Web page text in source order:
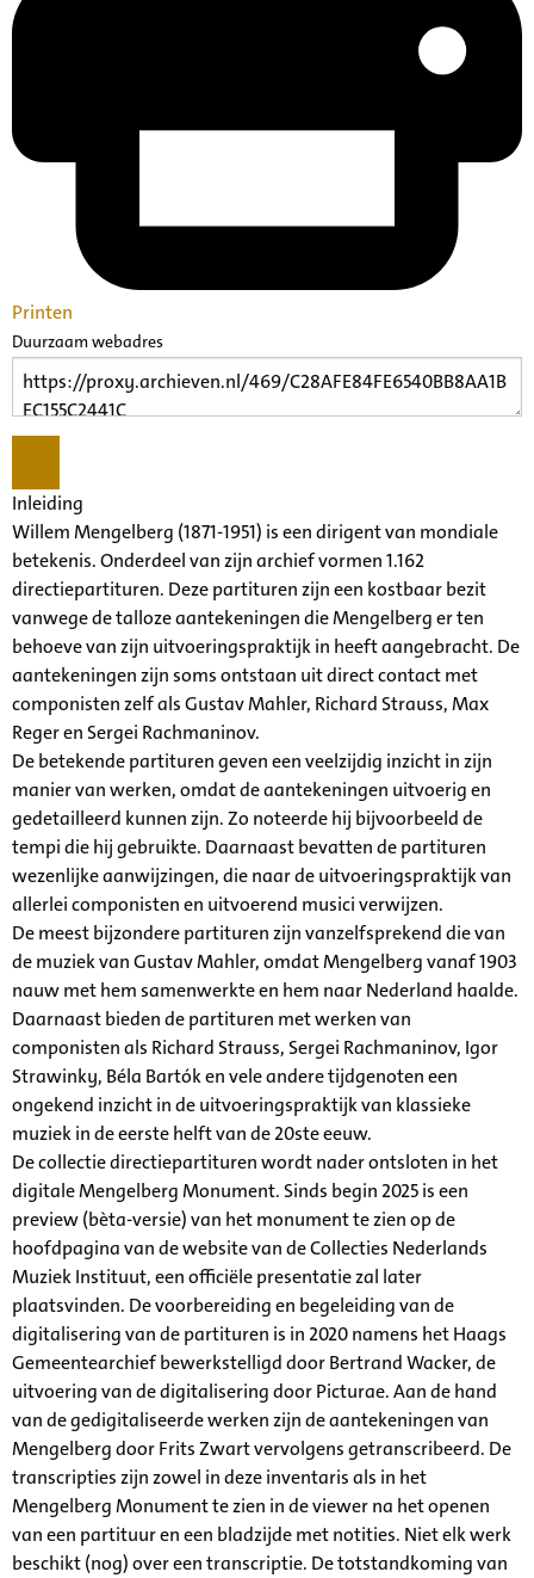
Printen
Duurzaam webadres
Inleiding
Willem Mengelberg (1871-1951) is een dirigent van mondiale
betekenis. Onderdeel van zijn archief vormen 1.162
directiepartituren. Deze partituren zijn een kostbaar bezit
vanwege de talloze aantekeningen die Mengelberg er ten
behoeve van zijn uitvoeringspraktijk in heeft aangebracht. De
aantekeningen zijn soms ontstaan uit direct contact met
componisten zelf als Gustav Mahler, Richard Strauss, Max
Reger en Sergei Rachmaninov.
De betekende partituren geven een veelzijdig inzicht in zijn
manier van werken, omdat de aantekeningen uitvoerig en
gedetailleerd kunnen zijn. Zo noteerde hij bijvoorbeeld de
tempi die hij gebruikte. Daarnaast bevatten de partituren
wezenlijke aanwijzingen, die naar de uitvoeringspraktijk van
allerlei componisten en uitvoerend musici verwijzen.
De meest bijzondere partituren zijn vanzelfsprekend die van
de muziek van Gustav Mahler, omdat Mengelberg vanaf 1903
nauw met hem samenwerkte en hem naar Nederland haalde.
Daarnaast bieden de partituren met werken van
componisten als Richard Strauss, Sergei Rachmaninov, Igor
Strawinky, Béla Bartók en vele andere tijdgenoten een
ongekend inzicht in de uitvoeringspraktijk van klassieke
muziek in de eerste helft van de 20ste eeuw.
De collectie directiepartituren wordt nader ontsloten in het
digitale Mengelberg Monument. Sinds begin 2025 is een
preview (bèta-versie) van het monument te zien op de
hoofdpagina van de website van de Collecties Nederlands
Muziek Instituut, een officiële presentatie zal later
plaatsvinden. De voorbereiding en begeleiding van de
digitalisering van de partituren is in 2020 namens het Haags
Gemeentearchief bewerkstelligd door Bertrand Wacker, de
uitvoering van de digitalisering door Picturae. Aan de hand
van de gedigitaliseerde werken zijn de aantekeningen van
Mengelberg door Frits Zwart vervolgens getranscribeerd. De
transcripties zijn zowel in deze inventaris als in het
Mengelberg Monument te zien in de viewer na het openen
van een partituur en een bladzijde met notities. Niet elk werk
beschikt (nog) over een transcriptie. De totstandkoming van